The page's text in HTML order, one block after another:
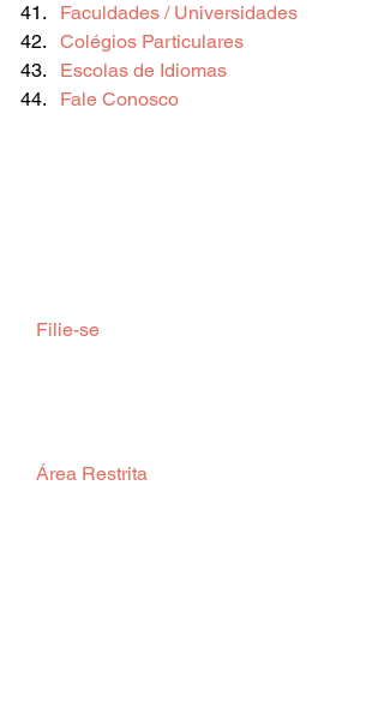
Faculdades / Universidades
Colégios Particulares
Escolas de Idiomas
Fale Conosco
  Filie-se
  Área Restrita